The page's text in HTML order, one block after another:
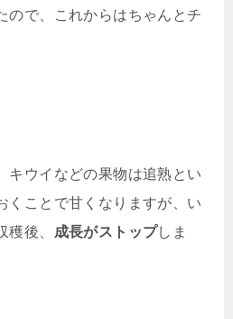
ので、これからはちゃんとチ
キウイなどの果物は追熟とい
くことで甘くなりますが、い
穫後、 成長がストップしま